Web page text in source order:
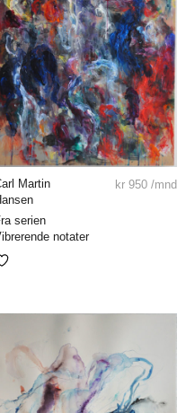
Martin
serien
notater
kr 950 /mnd